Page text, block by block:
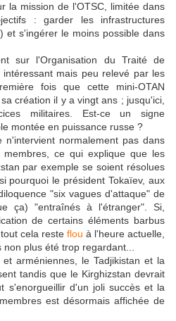
la mission de l'OTSC, limitée dans
: garder les infrastructures
et s'ingérer le moins possible dans
sur l'Organisation du Traité de
mais peu relevé par les
fois que cette mini-OTAN
création il y a vingt ans ; jusqu'ici,
militaires. Est-ce un signe
montée en puissance russe ?
n'intervient normalement pas dans
ce qui explique que les
par exemple se soient résolues
pourquoi le président Tokaïev, aux
"six vagues d'attaque" de
ça) "entraînés à l'étranger". Si,
de certains éléments barbus
cela reste flou à l'heure actuelle,
plus été trop regardant...
arméniennes, le Tadjikistan et la
tandis que le Kirghizstan devrait
s'enorgueillir d'un joli succès et la
est désormais affichée de